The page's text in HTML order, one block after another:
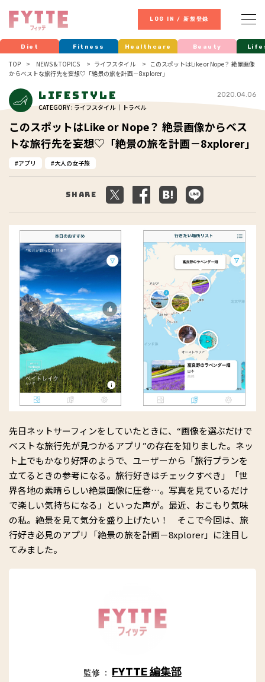
LOG IN / 新規登録
Diet Fitness Healthcare Beauty
TOP NEWS & TOPICS ライフスタイル
このスポットはLike or Nope？ 絶景画像
からベストな旅行先を妄想♡「絶景の旅を計画－8xplorer」
Lifestyle
CATEGORY : ライフスタイル ｜トラベル
2020.04.06
このスポットはLike or Nope？ 絶景画像からベス
トな旅行先を妄想♡「絶景の旅を計画－8xplorer」
アプリ 大人の女子旅
Share
先日ネットサーフィンをしていたときに、“画像を選ぶだけで
ベストな旅行先が見つかるアプリ”の存在を知りました。ネッ
ト上でもかなり好評のようで、ユーザーから「旅行プランを
立てるときの参考になる。旅行好きはチェックすべき」「世
界各地の素晴らしい絶景画像に圧巻…。写真を見ているだけ
で楽しい気持ちになる」といった声が。最近、おこもり気味
の私。絶景を見て気分を盛り上げたい！ そこで今回は、旅
行好き必見のアプリ「絶景の旅を計画－8xplorer」に注目し
てみました。
監修 ： FYTTE 編集部